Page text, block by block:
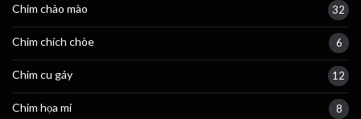
Chim chào mào 32
Chim chích chòe 6
Chim cu gáy 12
Chim họa mi 8